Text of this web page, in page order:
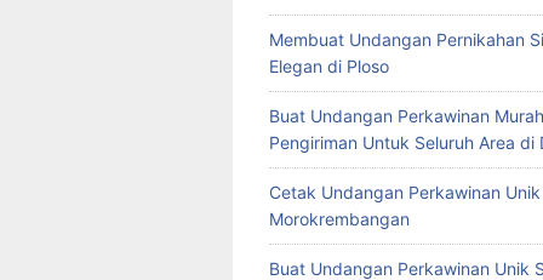
Membuat Undangan Pernikahan
Elegan di Ploso
Buat Undangan Perkawinan
Pengiriman Untuk Seluruh Area di
Cetak Undangan Perkawinan
Morokrembangan
Buat Undangan Perkawinan Unik